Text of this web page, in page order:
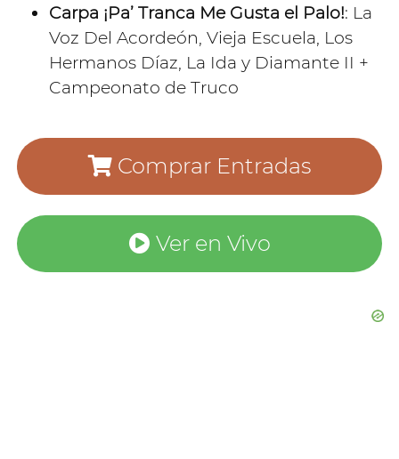
Carpa ¡Pa’ Tranca Me Gusta el Palo!: La
Voz Del Acordeón, Vieja Escuela, Los
Hermanos Díaz, La Ida y Diamante II +
Campeonato de Truco
Comprar Entradas
Ver en Vivo